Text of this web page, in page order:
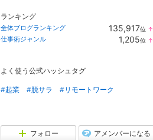
ランキング
全体ブログランキング 135,917位 ↑
仕事術ジャンル 1,205位 ↑
よく使う公式ハッシュタグ
#起業 #脱サラ #リモートワーク
フォロー アメンバーになる